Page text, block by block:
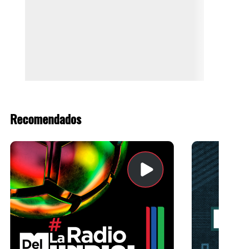
Recomendados